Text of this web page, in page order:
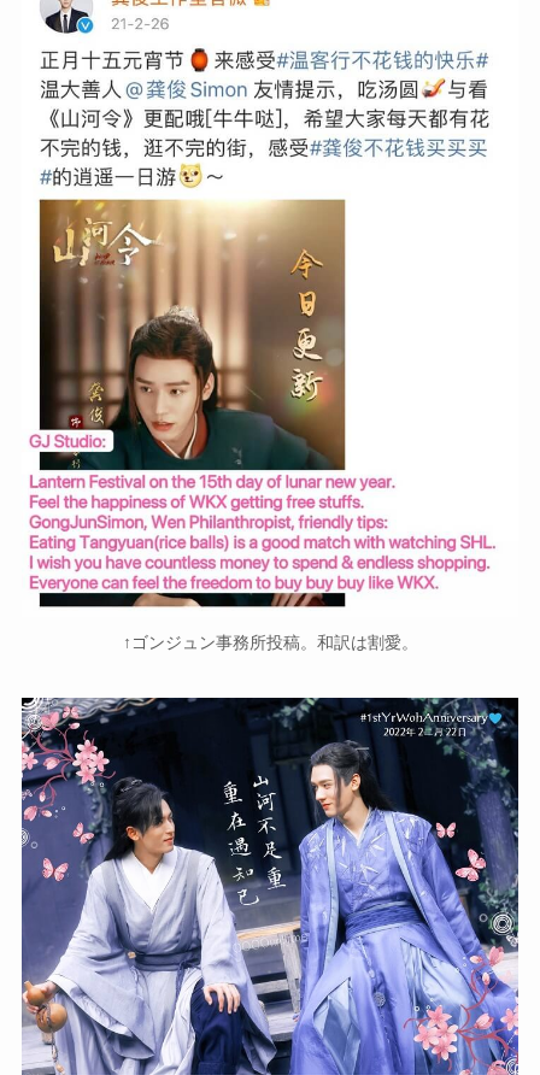
↑ゴンジュン事務所投稿。和訳は割愛。